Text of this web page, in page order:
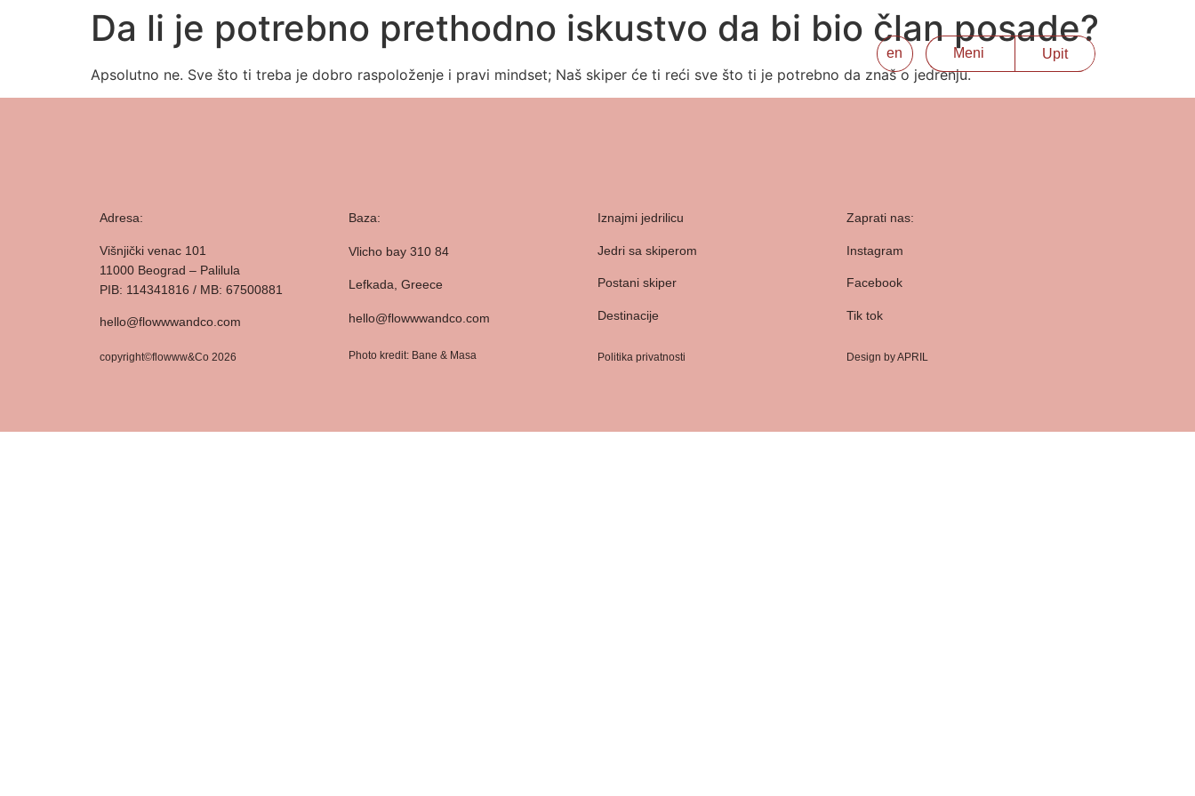
en Meni Upit
Da li je potrebno prethodno iskustvo da bi bio član posade?
Apsolutno ne. Sve što ti treba je dobro raspoloženje i pravi mindset; Naš skiper će ti reći sve što ti je potrebno da znaš o jedrenju.
Adresa:
Višnjički venac 101
11000 Beograd – Palilula
PIB: 114341816 / MB: 67500881
hello@flowwwandco.com
Baza:
Vlicho bay 310 84
Lefkada, Greece
hello@flowwwandco.com
Iznajmi jedrilicu
Jedri sa skiperom
Postani skiper
Destinacije
Zaprati nas:
Instagram
Facebook
Tik tok
copyright©flowww&Co 2026 Photo kredit: Bane & Masa Politika privatnosti Design by APRIL